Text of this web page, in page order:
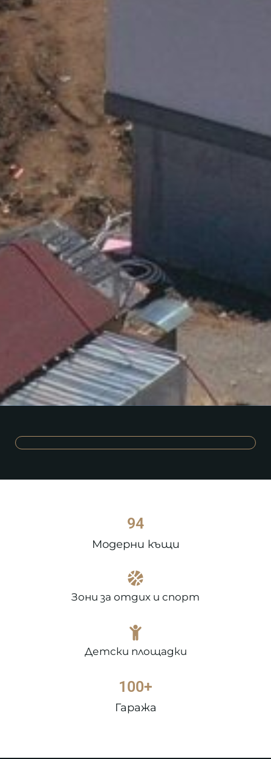
Модерни къщи
94
Зони за отдих и спорт
Детски площадки
Гаража
100+